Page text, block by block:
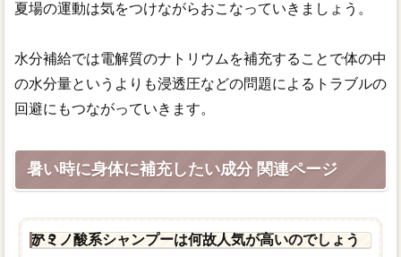
夏場の運動は気をつけながらおこなっていきましょう。
水分補給では電解質のナトリウムを補充することで体の中
の水分量というよりも浸透圧などの問題によるトラブルの
回避にもつながっていきます。
暑い時に身体に補充したい成分 関連ページ
アミノ酸系シャンプーは何故人気が高いのでしょうか？